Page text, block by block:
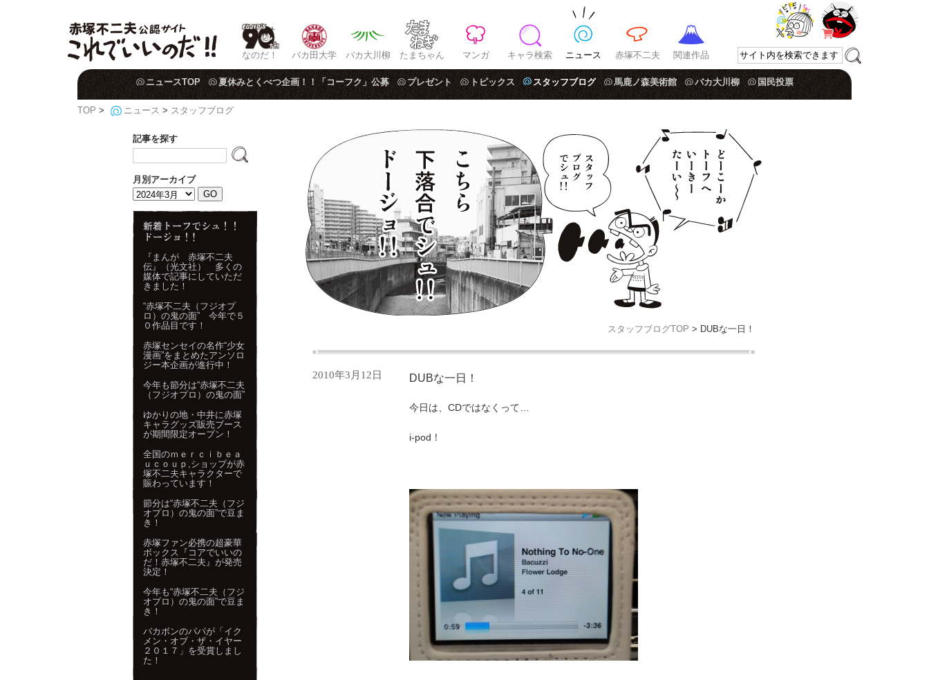
なのだ！ バカ田大学 バカ大川柳 たまちゃん マンガ キャラ検索 ニュース 赤塚不二夫 関連作品
ニュースTOP 夏休みとくべつ企画！！「コーフク」公募 プレゼント トピックス スタッフブログ 馬鹿ノ森美術館 バカ大川柳 国民投票
TOP > ニュース > スタッフブログ
スタッフブログTOP > DUBな一日！
2010年3月12日 DUBな一日！
今日は、CDではなくって…
i-pod！
記事を探す
月別アーカイブ
『まんが 赤塚不二夫
伝』（光文社） 多くの
媒体で記事にしていただ
きました！
“赤塚不二夫（フジオプ
ロ）の鬼の面” 今年で５
０作品目です！
赤塚センセイの名作“少女
漫画”をまとめたアンソロ
ジー本企画が進行中！
今年も節分は“赤塚不二夫
（フジオプロ）の鬼の面”
ゆかりの地・中井に赤塚
キャラグッズ販売ブース
が期間限定オープン！
全国のｍｅｒｃｉｂｅａ
ｕｃｏｕｐ,ショップが赤
塚不二夫キャラクターで
賑わっています！
節分は“赤塚不二夫（フジ
オプロ）の鬼の面”で豆ま
き！
赤塚ファン必携の超豪華
ボックス『コアでいいの
だ！赤塚不二夫』が発売
決定！
今年も“赤塚不二夫（フジ
オプロ）の鬼の面”で豆ま
き！
バカボンのパパが「イク
メン・オブ・ザ・イヤー
２０１７」を受賞しまし
た！